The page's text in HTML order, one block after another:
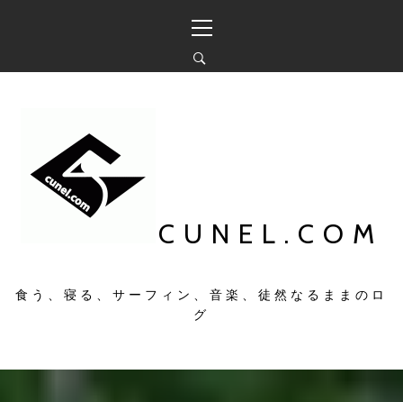
ン
イ
ン
メ
CUNEL.COM
食う、寝る、サーフィン、音楽、徒然なるままのロ
グ